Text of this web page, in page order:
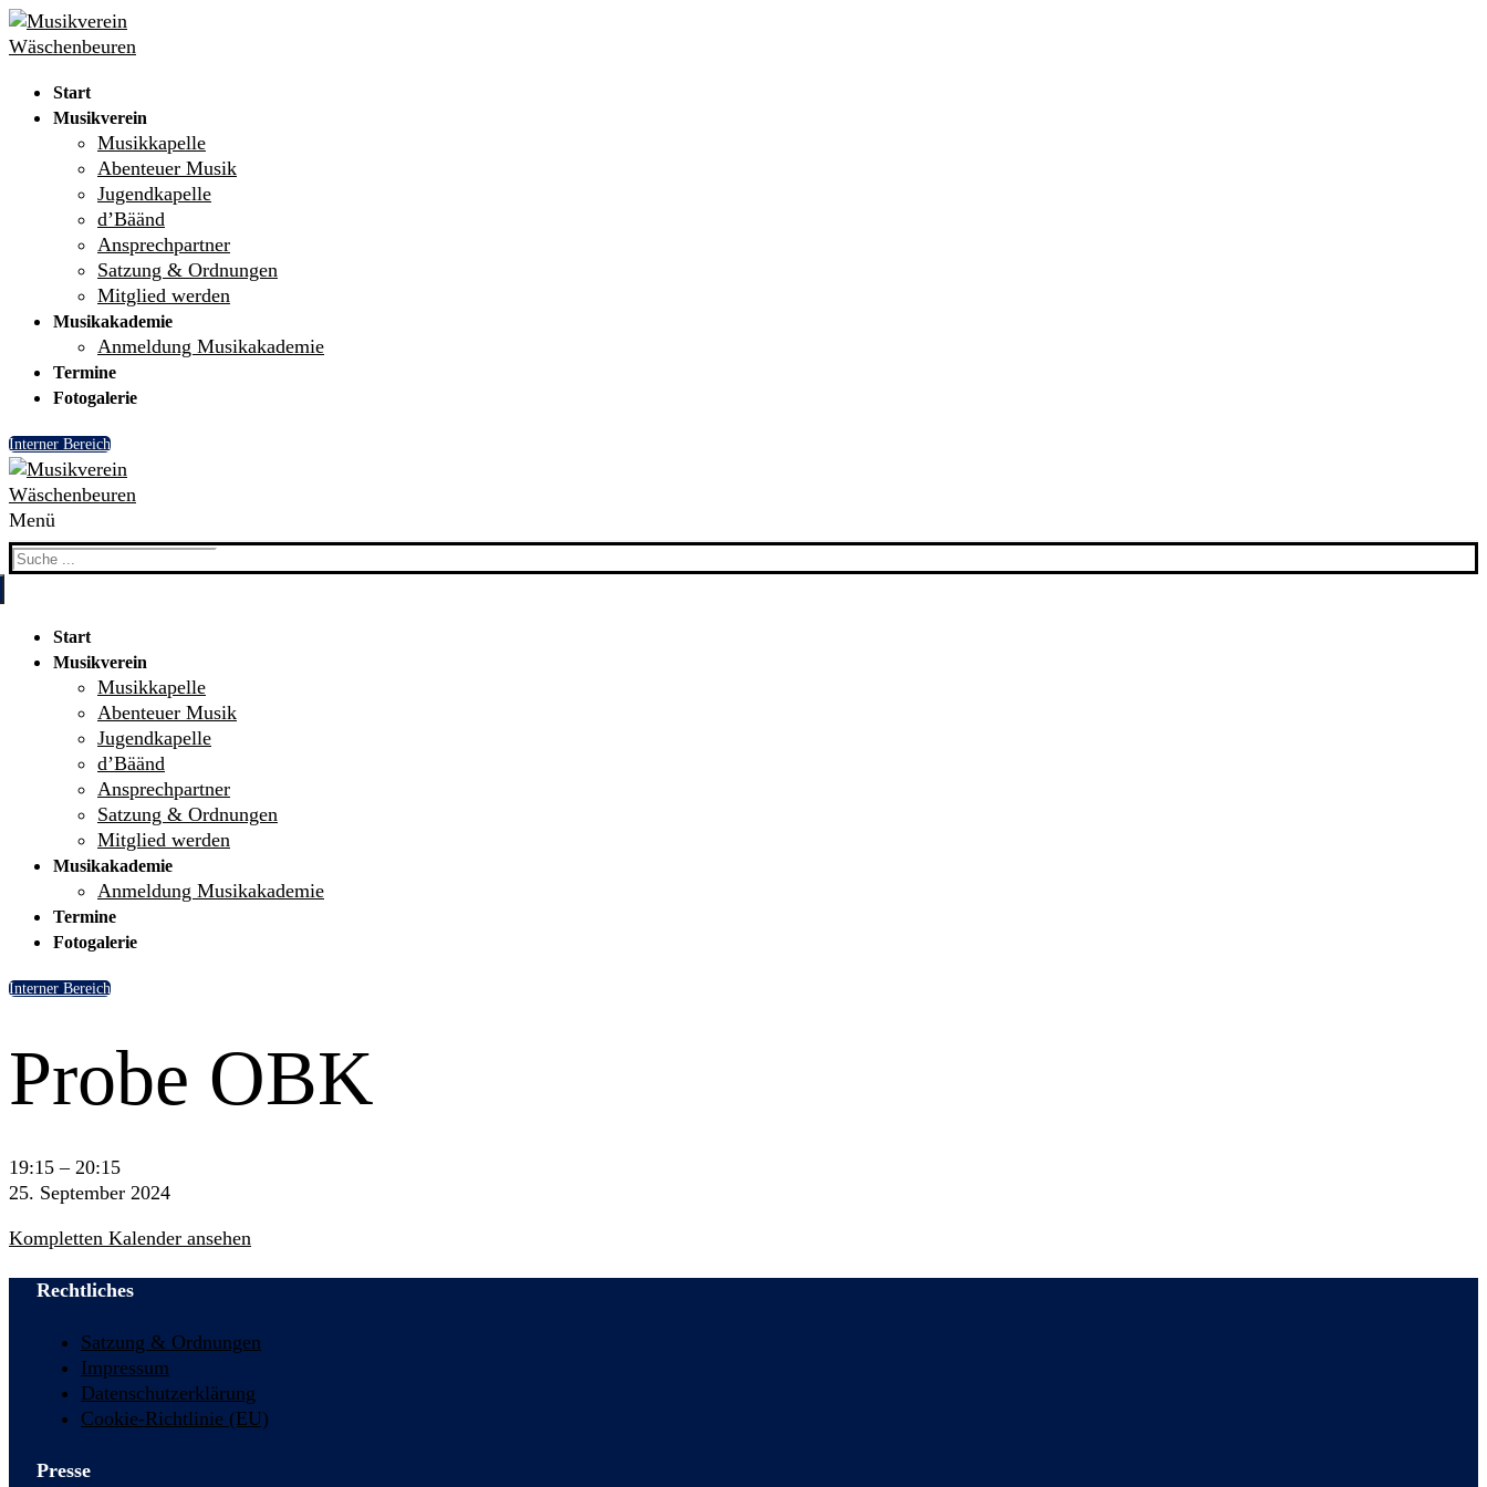
Skip
to
Menu
Close
Start
Musikverein
Musikkapelle
Abenteuer Musik
Jugendkapelle
d’Bäänd
Ansprechpartner
Satzung & Ordnungen
Mitglied werden
Musikakademie
Anmeldung Musikakademie
Termine
Fotogalerie
Interner Bereich
Menü
Search
Start
Musikverein
Musikkapelle
Abenteuer Musik
Jugendkapelle
d’Bäänd
Ansprechpartner
Satzung & Ordnungen
Mitglied werden
Musikakademie
Anmeldung Musikakademie
Termine
Fotogalerie
Interner Bereich
Probe OBK
Probe
OBK
19:15 – 20:15
25. September 2024
Kompletten Kalender ansehen
Rechtliches
Satzung & Ordnungen
Impressum
Datenschutzerklärung
Cookie-Richtlinie (EU)
Presse